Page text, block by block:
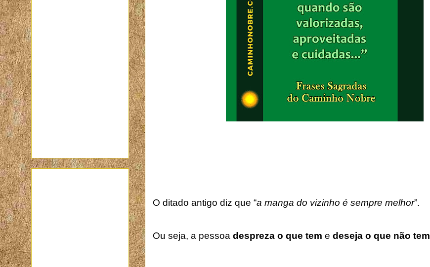
O ditado antigo diz que “a manga do vizinho é sempre melhor”.
Ou seja, a pessoa despreza o que tem e deseja o que não tem